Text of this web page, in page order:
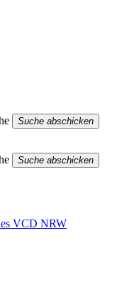
Suche abschicken
Suche abschicken
VCD NRW